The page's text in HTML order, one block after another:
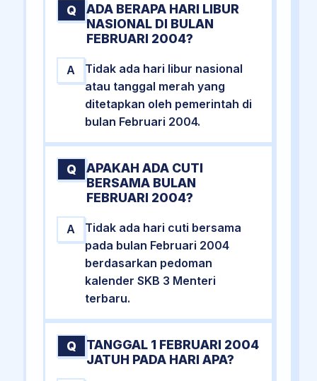
Q
ADA BERAPA HARI LIBUR
NASIONAL DI BULAN
FEBRUARI 2004?
A
Tidak ada hari libur nasional
atau tanggal merah yang
ditetapkan oleh pemerintah di
bulan Februari 2004.
Q
APAKAH ADA CUTI
BERSAMA BULAN
FEBRUARI 2004?
A
Tidak ada hari cuti bersama
pada bulan Februari 2004
berdasarkan pedoman
kalender SKB 3 Menteri
terbaru.
Q
TANGGAL 1 FEBRUARI 2004
JATUH PADA HARI APA?